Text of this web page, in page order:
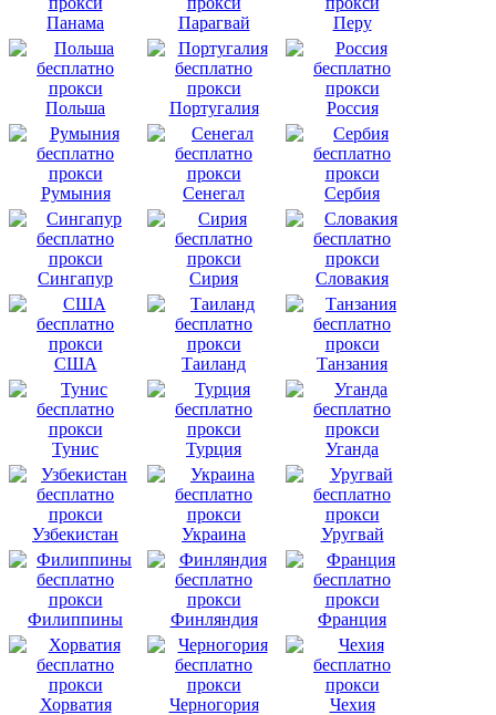
Панама Парагвай Перу
Польша Португалия Россия
Румыния Сенегал Сербия
Сингапур Сирия Словакия
США Таиланд Танзания
Тунис Турция Уганда
Узбекистан Украина Уругвай
Филиппины Финляндия Франция
Хорватия Черногория Чехия